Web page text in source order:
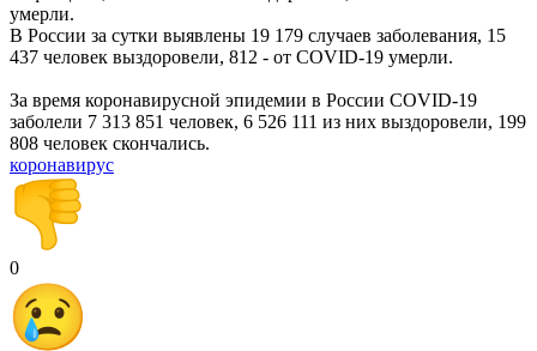
умерли.
В России за сутки выявлены 19 179 случаев заболевания, 15
437 человек выздоровели, 812 - от COVID-19 умерли.
За время коронавирусной эпидемии в России COVID-19
заболели 7 313 851 человек, 6 526 111 из них выздоровели, 199
808 человек скончались.
коронавирус
0